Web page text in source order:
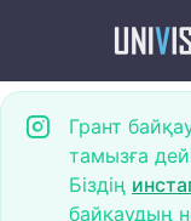
Грант
тамызға
Біздің
байқаудың